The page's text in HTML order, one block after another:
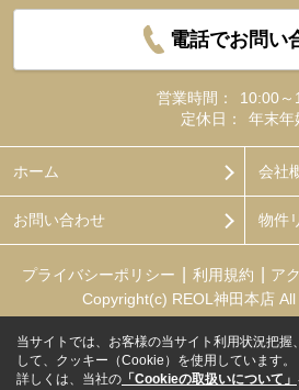
電話でお問い
営業時間：
10:00～
定休日：
年末年
ホーム 会社
お問い合わせ 物件
プライバシーポリシー 利用規約 ア
Copyright(c) REOL神田本店 All
当サイトでは、お客様の当サイト利用状況把握
して、クッキー（Cookie）を使用しています。
詳しくは、当社の 「Cookieの取扱いについて」